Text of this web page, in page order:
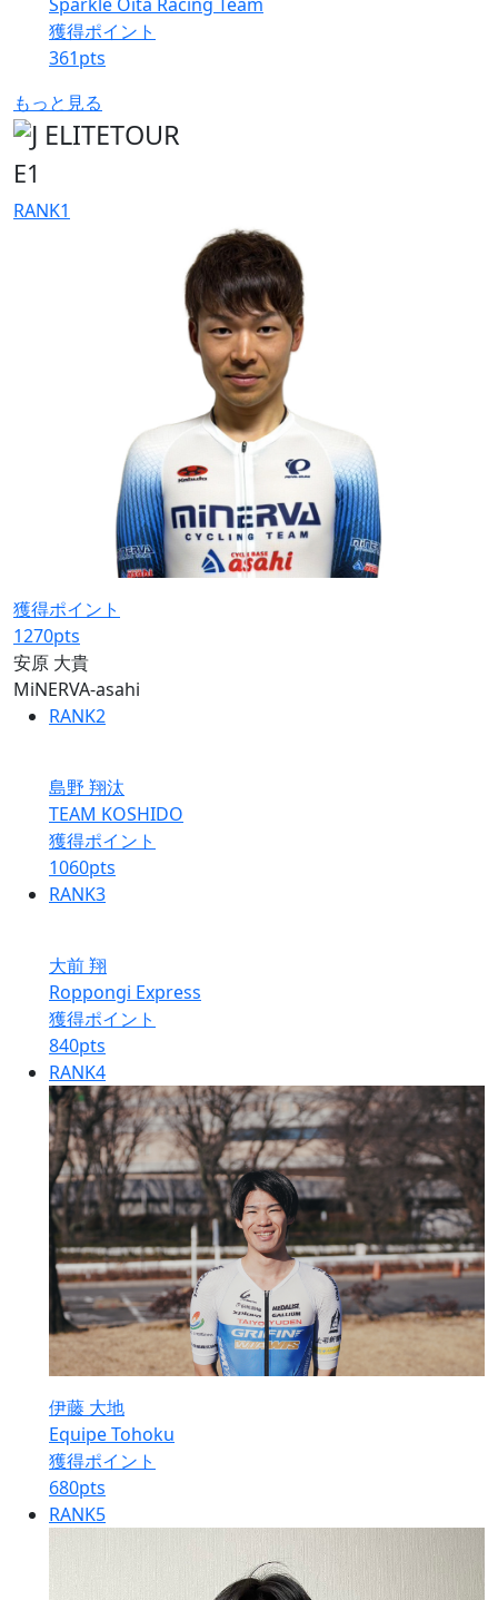
獲得ポイント
361pts
もっと見る
E1
RANK1
獲得ポイント
1270pts
安原 大貴
MiNERVA-asahi
RANK2
島野 翔汰
TEAM KOSHIDO
獲得ポイント
1060pts
RANK3
大前 翔
Roppongi Express
獲得ポイント
840pts
RANK4
伊藤 大地
Equipe Tohoku
獲得ポイント
680pts
RANK5